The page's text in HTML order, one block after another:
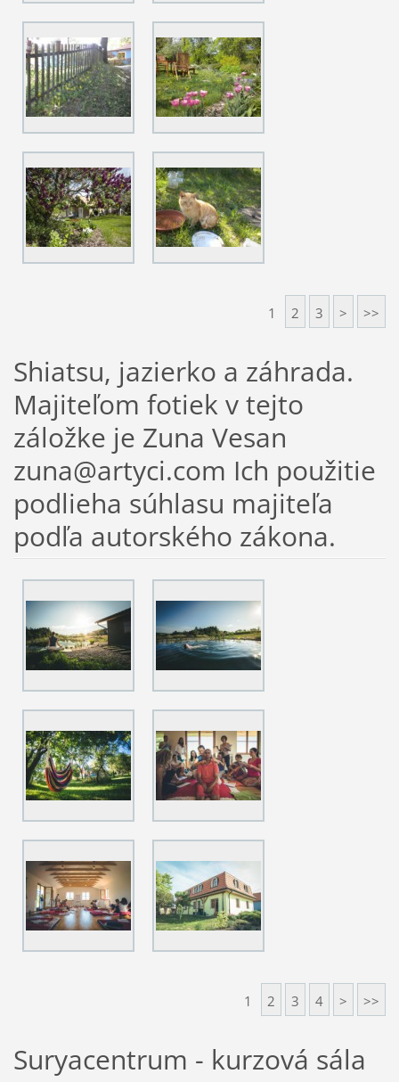
1 2 3 > >>
Shiatsu, jazierko a záhrada.
Majiteľom fotiek v tejto
záložke je Zuna Vesan
zuna@artyci.com Ich použitie
podlieha súhlasu majiteľa
podľa autorského zákona.
1 2 3 4 > >>
Suryacentrum - kurzová sála